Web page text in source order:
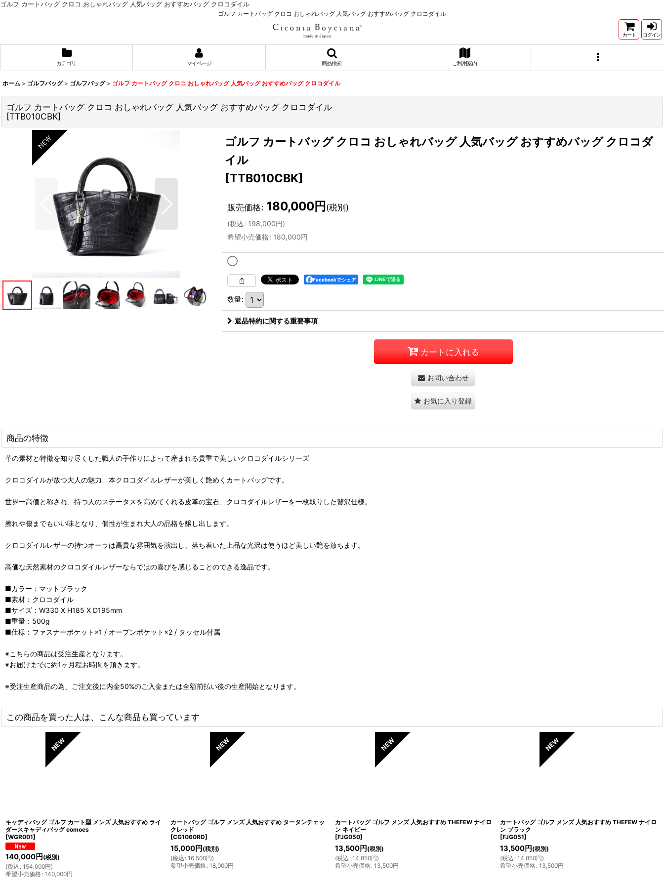
ゴルフ カートバッグ クロコ おしゃれバッグ 人気バッグ おすすめバッグ クロコダイル
ゴルフ カートバッグ クロコ おしゃれバッグ 人気バッグ おすすめバッグ クロコダイル
カート ログイン
カテゴリ マイページ 商品検索 ご利用案内
ホーム > ゴルフバッグ > ゴルフバッグ > ゴルフ カートバッグ クロコ おしゃれバッグ 人気バッグ おすすめバッグ クロコダイル
ゴルフ カートバッグ クロコ おしゃれバッグ 人気バッグ おすすめバッグ クロコダイル
[TTB010CBK]
ゴルフ カートバッグ クロコ おしゃれバッグ 人気バッグ おすすめバッグ クロコダ
イル
[TTB010CBK]
販売価格: 180,000円 (税別)
(税込: 198,000円)
希望小売価格: 180,000円
◯
Facebookでシェア
数量:
返品特約に関する重要事項
カートに入れる
お問い合わせ
お気に入り登録
商品の特徴
革の素材と特徴を知り尽くした職人の手作りによって産まれる貴重で美しいクロコダイルシリーズ
クロコダイルが放つ大人の魅力 本クロコダイルレザーが美しく艶めくカートバッグです。
世界一高価と称され、持つ人のステータスを高めてくれる皮革の宝石、クロコダイルレザーを一枚取りした贅沢仕様。
擦れや傷までもいい味となり、個性が生まれ大人の品格を醸し出します。
クロコダイルレザーの持つオーラは高貴な雰囲気を演出し、落ち着いた上品な光沢は使うほど美しい艶を放ちます。
高価な天然素材のクロコダイルレザーならではの喜びを感じることのできる逸品です。
■カラー：マットブラック
■素材：クロコダイル
■サイズ：W330 X H185 X D195mm
■重量：500g
■仕様：ファスナーポケット×1 / オープンポケット×2 / タッセル付属
※こちらの商品は受注生産となります。
※お届けまでに約1ヶ月程お時間を頂きます。
※受注生産商品の為、ご注文後に内金50%のご入金または全額前払い後の生産開始となります。
この商品を買った人は、こんな商品も買っています
キャディバッグ ゴルフ カート型 メンズ 人気おすすめ ライ
ダースキャディバッグ comoes
[WGR001]
140,000円 (税別)
(税込 : 154,000円)
希望小売価格: 140,000円
カートバッグ ゴルフ メンズ 人気おすすめ タータンチェッ
クレッド
[CG1060RD]
15,000円 (税別)
(税込 : 16,500円)
希望小売価格: 18,000円
カートバッグ ゴルフ メンズ 人気おすすめ THEFEW ナイロ
ン ネイビー
[FJG050]
13,500円 (税別)
(税込 : 14,850円)
希望小売価格: 13,500円
カートバッグ ゴルフ メンズ 人気おすすめ THEFEW ナイロ
ン ブラック
[FJG051]
13,500円 (税別)
(税込 : 14,850円)
希望小売価格: 13,500円